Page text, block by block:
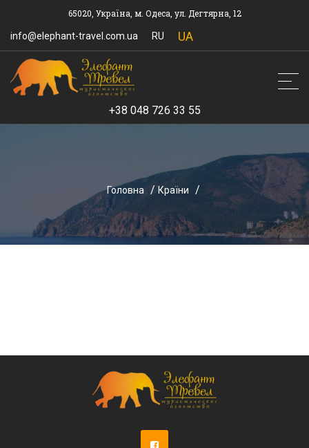
65020, Україна, м. Одеса, ул. Дегтярна, 12
info@elephant-travel.com.ua RU UA
+38 048 726 33 55
Головна Країни